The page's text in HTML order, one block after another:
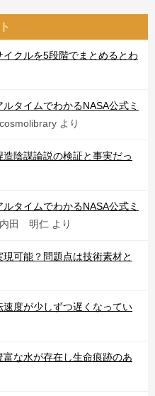
クルを5段階でまとめるとわ
タイムでわかるNASA公式ミ
cosmolibrary より
陰謀論説の検証と事実だっ
タイムでわかるNASA公式ミ
内田 明仁 より
可能？問題点は技術素材と
度が少しずつ遅くなってい
な水が存在し生命痕跡のあ